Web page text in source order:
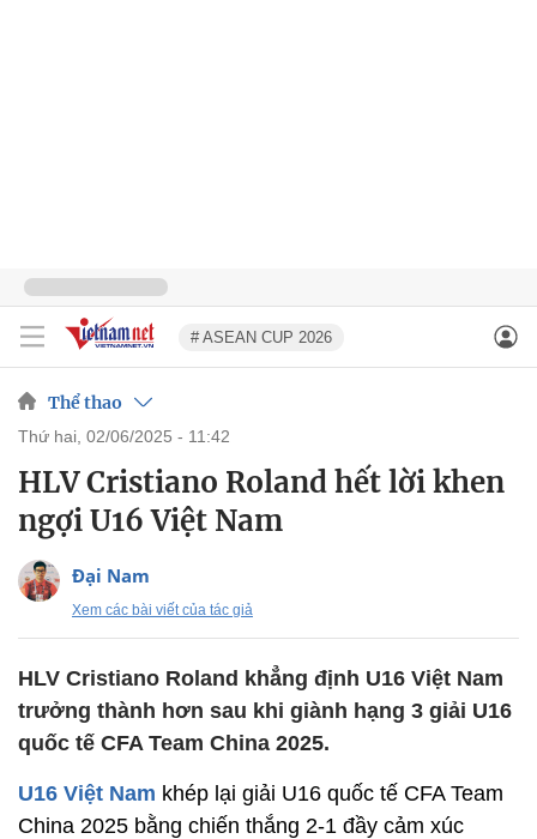
# ASEAN CUP 2026
Thể thao
thứ hai, 02/06/2025 - 11:42
HLV Cristiano Roland hết lời khen
ngợi U16 Việt Nam
Đại Nam
Xem các bài viết của tác giả
HLV Cristiano Roland khẳng định U16 Việt Nam
trưởng thành hơn sau khi giành hạng 3 giải U16
quốc tế CFA Team China 2025.
U16 Việt Nam khép lại giải U16 quốc tế CFA Team
China 2025 bằng chiến thắng 2-1 đầy cảm xúc